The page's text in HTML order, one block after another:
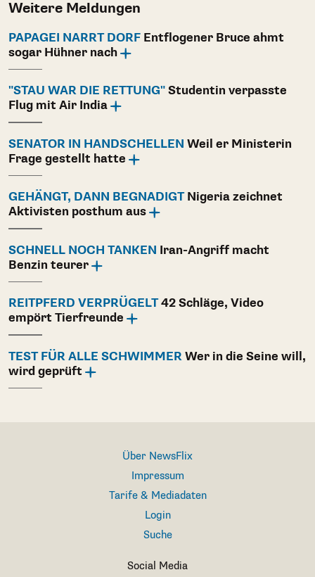
Weitere Meldungen
PAPAGEI NARRT DORF Entflogener Bruce ahmt
sogar Hühner nach
"STAU WAR DIE RETTUNG" Studentin verpasste
Flug mit Air India
SENATOR IN HANDSCHELLEN Weil er Ministerin
Frage gestellt hatte
GEHÄNGT, DANN BEGNADIGTNigeria zeichnet
Aktivisten posthum aus
SCHNELL NOCH TANKEN Iran-Angriff macht
Benzin teurer
REITPFERD VERPRÜGELT42 Schläge, Video
empört Tierfreunde
TEST FÜR ALLE SCHWIMMER Wer in die Seine will,
wird geprüft
Über NewsFlix
Impressum
Tarife & Mediadaten
Login
Suche
Social Media